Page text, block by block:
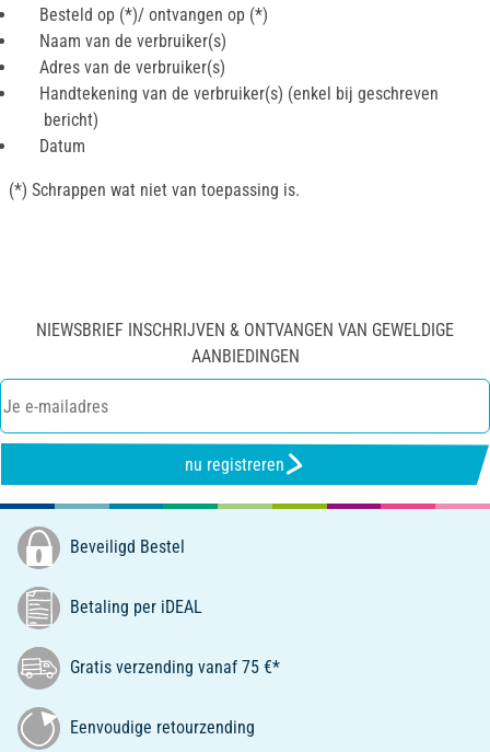
Besteld op (*)/ ontvangen op (*)
Naam van de verbruiker(s)
Adres van de verbruiker(s)
Handtekening van de verbruiker(s) (enkel bij geschreven
bericht)
Datum
(*) Schrappen wat niet van toepassing is.
NIEWSBRIEF INSCHRIJVEN & ONTVANGEN VAN GEWELDIGE
AANBIEDINGEN
nu registreren
Beveiligd Bestel
Betaling per iDEAL
Gratis verzending vanaf 75 €*
Eenvoudige retourzending